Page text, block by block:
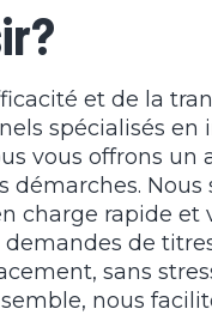
et de la
spécialisés
vous offrons
démarches.
charge rapide et
de
sans
nous